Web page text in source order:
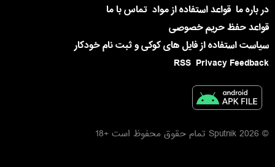
در باره ما قواعد استفاده از مواد تماس با ما
قواعد حفظ حریم خصوصی
سیاست استفاده از فایل های کوکی و ثبت نام خودکار
Privacy Feedback
RSS
© 2026 Sputnik تمام حقوق محفوظ است +18